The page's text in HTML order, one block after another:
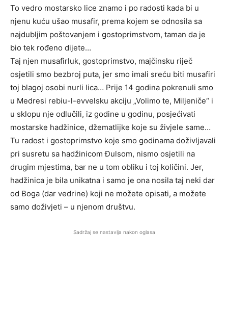
To vedro mostarsko lice znamo i po radosti kada bi u
njenu kuću ušao musafir, prema kojem se odnosila sa
najdubljim poštovanjem i gostoprimstvom, taman da je
bio tek rođeno dijete…
Taj njen musafirluk, gostoprimstvo, majčinsku riječ
osjetili smo bezbroj puta, jer smo imali sreću biti musafiri
toj blagoj osobi nurli lica… Prije 14 godina pokrenuli smo
u Medresi rebiu-l-evvelsku akciju „Volimo te, Miljeniče“ i
u sklopu nje odlučili, iz godine u godinu, posjećivati
mostarske hadžinice, džematlijke koje su živjele same…
Tu radost i gostoprimstvo koje smo godinama doživljavali
pri susretu sa hadžinicom Đulsom, nismo osjetili na
drugim mjestima, bar ne u tom obliku i toj količini. Jer,
hadžinica je bila unikatna i samo je ona nosila taj neki dar
od Boga (dar vedrine) koji ne možete opisati, a možete
samo doživjeti – u njenom društvu.
Sadržaj se nastavlja nakon oglasa